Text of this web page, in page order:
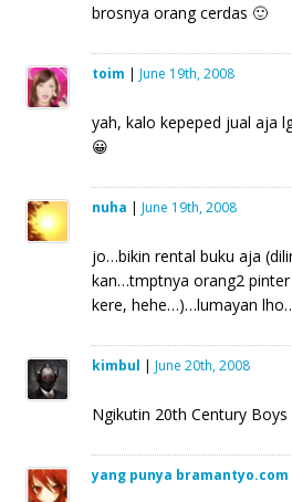
brosnya orang cerdas 🙂
toim | June 19th, 2008
yah, kalo kepeped jual aja
😀
nuha | June 19th, 2008
jo…bikin rental buku aja
kan…tmptnya orang2
kere, hehe…)…lumayan
kimbul | June 20th, 2008
Ngikutin 20th Century Boys
yang punya bramantyo.com